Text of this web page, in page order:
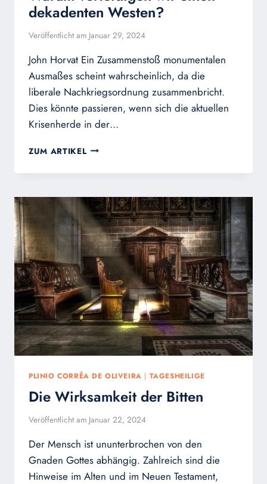
dekadenten Westen?
Veröffentlicht am Januar 29, 2024
John Horvat Ein Zusammenstoß monumentalen
Ausmaßes scheint wahrscheinlich, da die
liberale Nachkriegsordnung zusammenbricht.
Dies könnte passieren, wenn sich die aktuellen
Krisenherde in der…
ZUM ARTIKEL WARUM
WIR
DEKADENTEN
WESTEN?
PLINIO CORRÊA DE OLIVEIRA | TAGESHEILIGE
Die Wirksamkeit der Bitten
Veröffentlicht am Januar 22, 2024
Der Mensch ist ununterbrochen von den
Gnaden Gottes abhängig. Zahlreich sind die
Hinweise im Alten und im Neuen Testament,